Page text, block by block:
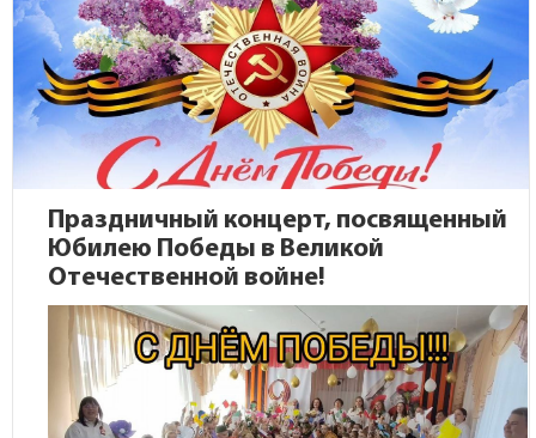
Праздничный концерт, посвященный
Юбилею Победы в Великой
Отечественной войне!